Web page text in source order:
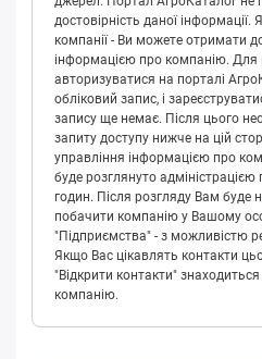
достовірність даної
компанії - Ви можете отримати
інформацією про компанію. Для
авторизуватися на порталі
обліковий запис, і
запису ще немає. Після цього
запиту доступу нижче на цій
управління інформацією про
буде розглянуто
годин. Після розгляду Вам буде
побачити компанію у Вашому
"Підприємства" - з можливістю
Якщо Вас цікавлять контакти
"Відкрити контакти"
компанію.